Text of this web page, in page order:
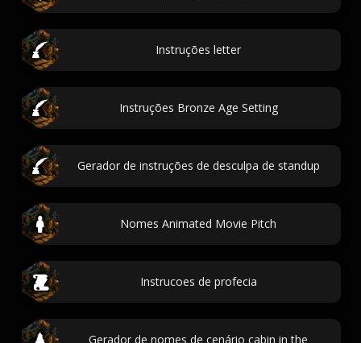
Instruções letter
Instruções Bronze Age Setting
Gerador de instruções de desculpa de standup
Nomes Animated Movie Pitch
Instrucoes de profecia
Gerador de nomes de cenário cabin in the